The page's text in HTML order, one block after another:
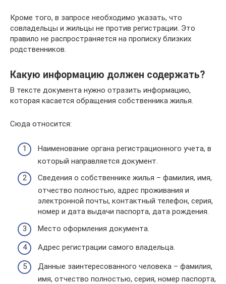
Кроме того, в запросе необходимо указать, что
совладельцы и жильцы не против регистрации. Это
правило не распространяется на прописку близких
родственников.
Какую информацию должен содержать?
В тексте документа нужно отразить информацию,
которая касается обращения собственника жилья.
Сюда относится:
Наименование органа регистрационного учета, в
который направляется документ.
Сведения о собственнике жилья – фамилия, имя,
отчество полностью, адрес проживания и
электронной почты, контактный телефон, серия,
номер и дата выдачи паспорта, дата рождения.
Место оформления документа.
Адрес регистрации самого владельца.
Данные заинтересованного человека – фамилия,
имя, отчество полностью, серия, номер паспорта,